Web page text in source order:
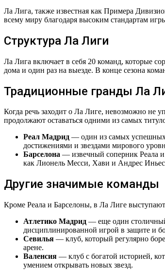
Ла Лига, также известная как Примера
всему миру благодаря высоким стандартам
Структура Ла Лиги
Ла Лига включает в себя 20 команд, которые
дома и один раз на выезде. В конце сезона
Традиционные гранды Ла
Когда речь заходит о Ла Лиге, невозможно не
продолжают оставаться одними из самых
Реал Мадрид — один из самых успешных
достижениями и звездами мирового
Барселона — извечный соперник Реала и
как Лионель Месси, Хави и Андрес
Другие значимые команды
Кроме Реала и Барселоны, в Ла Лиге
Атлетико Мадрид — еще один столичный
дисциплинированной игрой в защите и
Севилья — клуб, который регулярно
арене.
Валенсия — клуб с богатой историей,
умением открывать новых звезд.